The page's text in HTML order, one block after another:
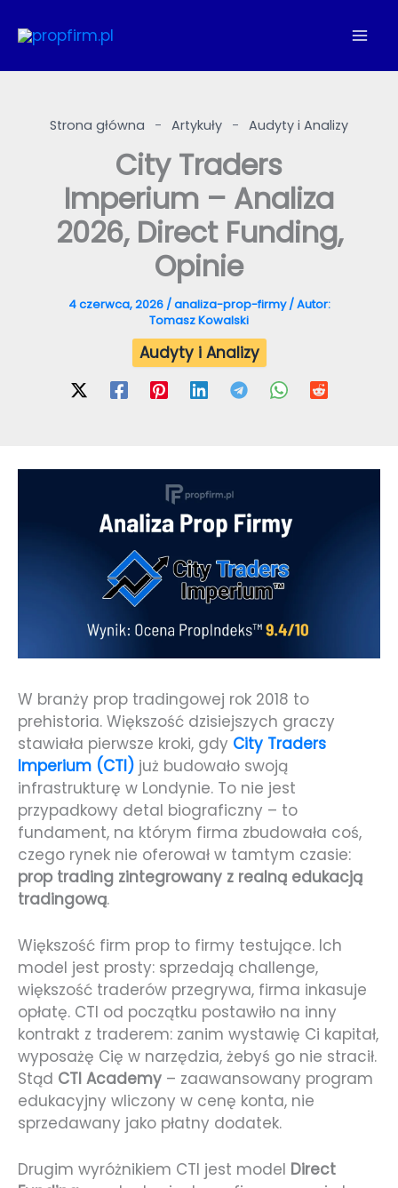
do
Strona główna - Artykuły - Audyty i Analizy
City Traders
Imperium – Analiza
2026, Direct Funding,
Opinie
4 czerwca, 2026 /analiza-prop-firmy/ Autor:
Tomasz Kowalski
Audyty i Analizy
W branży prop tradingowej rok 2018 to
prehistoria. Większość dzisiejszych graczy
stawiała pierwsze kroki, gdy City Traders
Imperium (CTI) już budowało swoją
infrastrukturę w Londynie. To nie jest
przypadkowy detal biograficzny – to
fundament, na którym firma zbudowała coś,
czego rynek nie oferował w tamtym czasie:
prop trading zintegrowany z realną edukacją
tradingową.
Większość firm prop to firmy testujące. Ich
model jest prosty: sprzedają challenge,
większość traderów przegrywa, firma inkasuje
opłatę. CTI od początku postawiło na inny
kontrakt z traderem: zanim wystawię Ci kapitał,
wyposażę Cię w narzędzia, żebyś go nie stracił.
Stąd CTI Academy – zaawansowany program
edukacyjny wliczony w cenę konta, nie
sprzedawany jako płatny dodatek.
Drugim wyróżnikiem CTI jest model Direct